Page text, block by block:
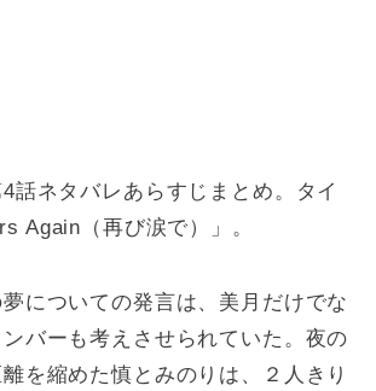
話ネタバレあらすじまとめ。タイ
Again（再び涙で）」。
についての発言は、美月だけでな
バーも考えさせられていた。夜の
を縮めた慎とみのりは、２人きり